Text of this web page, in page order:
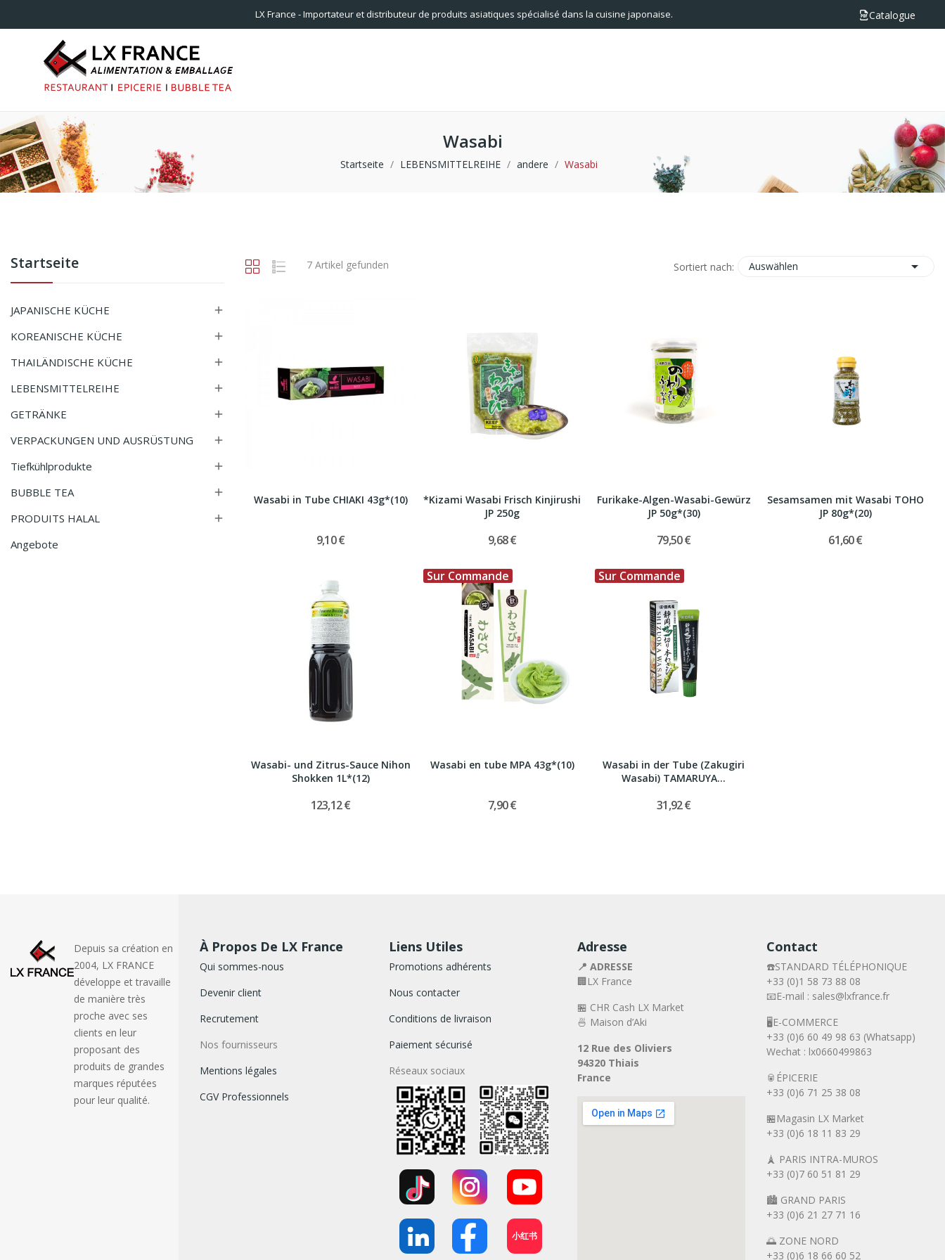
LX France - Importateur et distributeur de produits asiatiques spécialisé dans la cuisine japonaise. Catalogue
Wasabi
Startseite LEBENSMITTELREIHE andere Wasabi
Startseite
JAPANISCHE KÜCHE 
KOREANISCHE KÜCHE 
THAILÄNDISCHE KÜCHE 
LEBENSMITTELREIHE 
GETRÄNKE 
VERPACKUNGEN UND AUSRÜSTUNG 
Tiefkühlprodukte 
BUBBLE TEA 
PRODUITS HALAL 
Angebote
7 Artikel gefunden Sortiert nach: Auswählen 
Wasabi in Tube CHIAKI 43g*(10)
9,10 €
*Kizami Wasabi Frisch Kinjirushi
JP 250g
9,68 €
Furikake-Algen-Wasabi-Gewürz
JP 50g*(30)
79,50 €
Sesamsamen mit Wasabi TOHO
JP 80g*(20)
61,60 €
Wasabi- und Zitrus-Sauce Nihon
Shokken 1L*(12)
123,12 €
Sur Commande
Wasabi en tube MPA 43g*(10)
7,90 €
Sur Commande
Wasabi in der Tube (Zakugiri
Wasabi) TAMARUYA...
31,92 €
Depuis sa création en
2004, LX FRANCE
développe et travaille
de manière très
proche avec ses
clients en leur
proposant des
produits de grandes
marques réputées
pour leur qualité.
À Propos De LX France
Qui sommes-nous
Devenir client
Recrutement
Nos fournisseurs
Mentions légales
CGV Professionnels
Liens Utiles
Promotions adhérents
Nous contacter
Conditions de livraison
Paiement sécurisé
Réseaux sociaux
小红书
Adresse
📍 ADRESSE
🏢LX France
🏪 CHR Cash LX Market
🍜 Maison d’Aki
12 Rue des Oliviers
94320 Thiais
France
Contact
☎️STANDARD TÉLÉPHONIQUE
+33 (0)1 58 73 88 08
📧E-mail : sales@lxfrance.fr
🖥️E-COMMERCE
+33 (0)6 60 49 98 63 (Whatsapp)
Wechat : lx0660499863
🥫ÉPICERIE
+33 (0)6 71 25 38 08
🏪Magasin LX Market
+33 (0)6 18 11 83 29
🗼 PARIS INTRA-MUROS
+33 (0)7 60 51 81 29
🏙️ GRAND PARIS
+33 (0)6 21 27 71 16
🌅 ZONE NORD
+33 (0)6 18 66 60 52